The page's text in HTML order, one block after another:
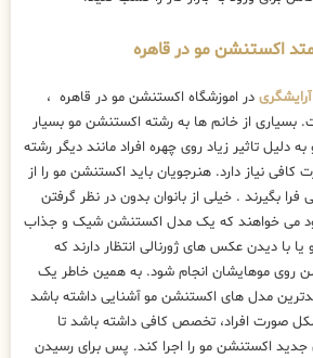
فرا بگیرند . خیلی از بانوان بدون در نظر گرفتن
می خواهند که یک مدل اکستنشن شیک و جذاب
با دیدن عکس های ژورنالی انتظار دارند که
روی موهایشان انجام شود. به همین خاطر یک
مدل های اکستنشن مو آشنایی داشته باشد
صورت افراد، تخصص کافی داشته باشد تا
جدید اکستنشن مو را اجرا کند. پس برای رسیدن
بهتر است هنرجویان از همان ابتدا با شرکت
مو مباحث را در آموزشگاه اکستنشن مو در
اگر با نکات اولیه اکستنشن مو آشنا باشید و
فوق تخصص اکستنشن مو را در اموزشگاه
آموزش ببینید مطمئنا می توانید در اجرای
زیاد و بسیار بالایی برسید.